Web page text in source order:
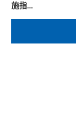
施指...